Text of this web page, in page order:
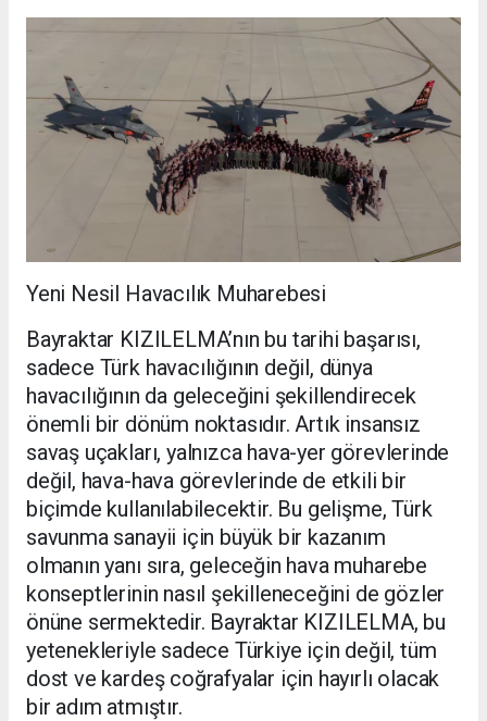
Yeni Nesil Havacılık Muharebesi
Bayraktar KIZILELMA’nın bu tarihi başarısı,
sadece Türk havacılığının değil, dünya
havacılığının da geleceğini şekillendirecek
önemli bir dönüm noktasıdır. Artık insansız
savaş uçakları, yalnızca hava-yer görevlerinde
değil, hava-hava görevlerinde de etkili bir
biçimde kullanılabilecektir. Bu gelişme, Türk
savunma sanayii için büyük bir kazanım
olmanın yanı sıra, geleceğin hava muharebe
konseptlerinin nasıl şekilleneceğini de gözler
önüne sermektedir. Bayraktar KIZILELMA, bu
yetenekleriyle sadece Türkiye için değil, tüm
dost ve kardeş coğrafyalar için hayırlı olacak
bir adım atmıştır.